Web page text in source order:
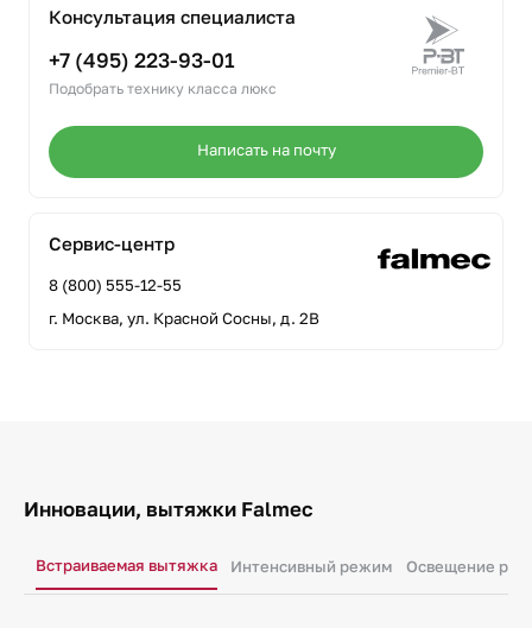
Консультация специалиста
+7 (495) 223-93-01
Подобрать технику класса люкс
Написать на почту
Сервис-центр
8 (800) 555-12-55
г. Москва, ул. Красной Сосны, д. 2В
Инновации, вытяжки Falmec
Встраиваемая вытяжка Интенсивный режим Освещение